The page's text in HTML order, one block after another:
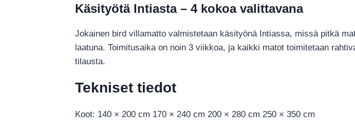
Käsityötä Intiasta – 4 kokoa valittavana
Jokainen bird villamatto valmistetaan käsityönä Intiassa, missä pitkä
laatuna. Toimitusaika on noin 3 viikkoa, ja kaikki matot toimitetaan
tilausta.
Tekniset tiedot
Koot: 140 × 200 cm 170 × 240 cm 200 × 280 cm 250 × 350 cm